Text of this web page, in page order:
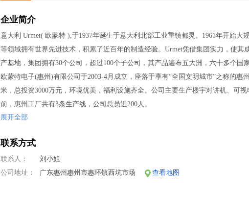
企业简介
意大利 Urmet( 欧蒙特 ),于1937年诞生于意大利北部工业重镇都灵。1961年开始
等领域拥有世界先进技术，积累了近百年的制造经验。Urmet凭借集团实力，使
产基地，集团拥有30个公司，超过100个子公司，其产品遍布五大洲，六十多个国家
欧蒙特电子(惠州)有限公司于2003-4月成立，座落于享有“全国文明城市”之称的
米，总投资3000万元，环境优美，福利设施齐全。公司主要生产楼宇对讲机、可
前，惠州工厂共有3条生产线，公司总员近200人。
为提高公司产品在技术方面的领先优势,在总部的支持下,2007-5月,公司在深圳设立
惠州工厂行车路线：
如果你在惠州，请乘坐22路车，从西坑市场下车，沿建邦工业园门口水泥路直走
到西坑市场欧蒙特电子即可。
展开全部
联系方式
联系人：
刘小姐
公司地址：
广东惠州惠州市惠环镇西坑市场 查看地图